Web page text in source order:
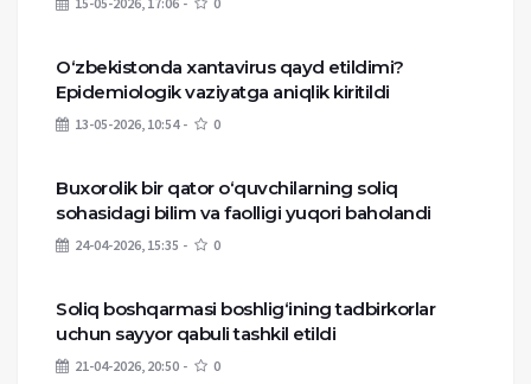
O‘zbekistonda xantavirus qayd etildimi?
Epidemiologik vaziyatga aniqlik kiritildi
13-05-2026, 10:54 0
Buxorolik bir qator o‘quvchilarning soliq
sohasidagi bilim va faolligi yuqori baholandi
24-04-2026, 15:35 0
Soliq boshqarmasi boshlig‘ining tadbirkorlar
uchun sayyor qabuli tashkil etildi
21-04-2026, 20:50 0